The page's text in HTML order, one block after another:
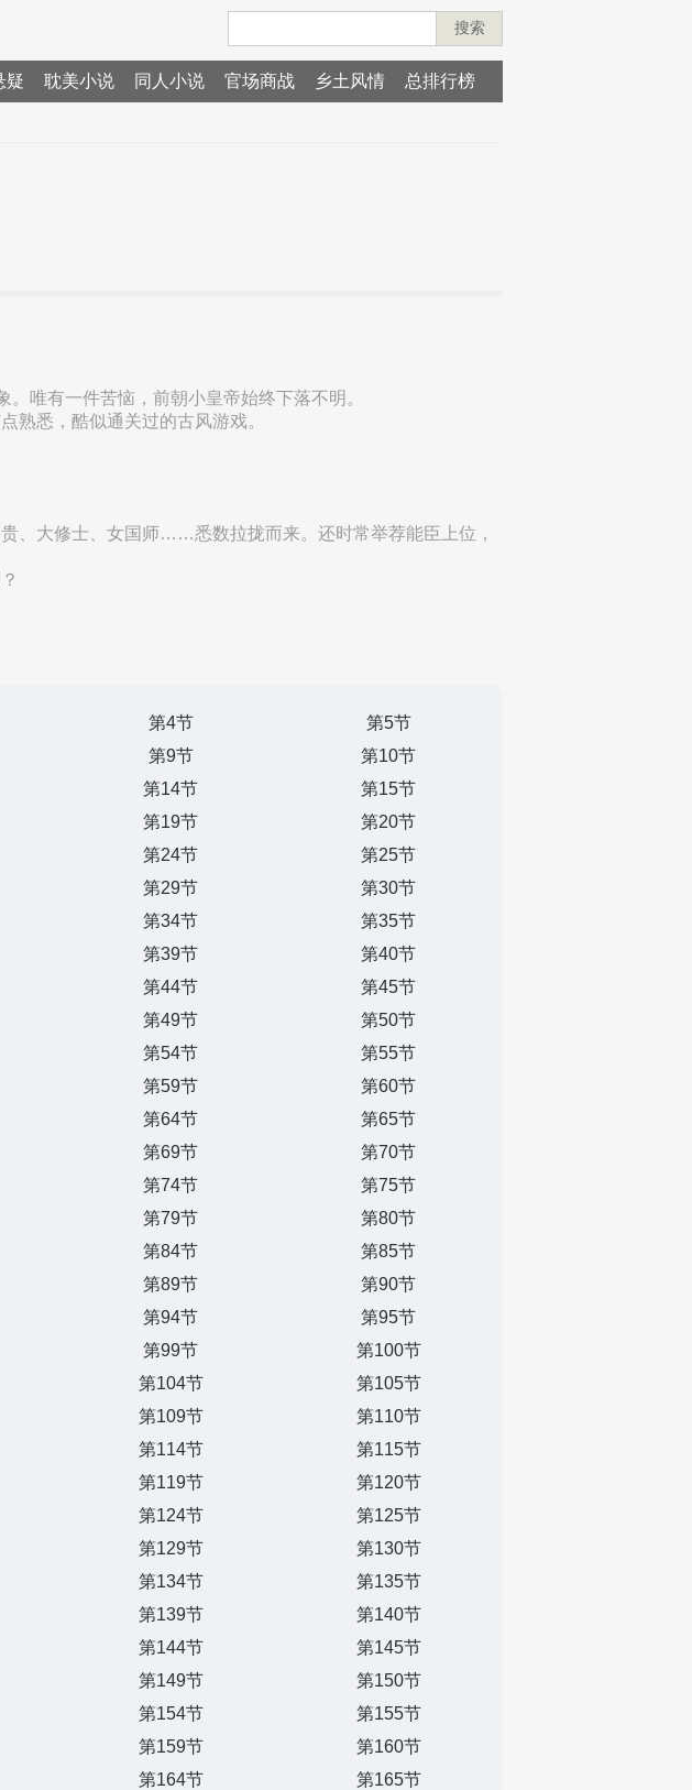
搜索
疑 耽美小说 同人小说 官场商战 乡土风情 总排行榜
唯有一件苦恼，前朝小皇帝始终下落不明。
熟悉，酷似通关过的古风游戏。
、大修士、女国师……悉数拉拢而来。还时常举荐能臣上位，
第4节
第5节
第9节
第10节
第14节
第15节
第19节
第20节
第24节
第25节
第29节
第30节
第34节
第35节
第39节
第40节
第44节
第45节
第49节
第50节
第54节
第55节
第59节
第60节
第64节
第65节
第69节
第70节
第74节
第75节
第79节
第80节
第84节
第85节
第89节
第90节
第94节
第95节
第99节
第100节
第104节
第105节
第109节
第110节
第114节
第115节
第119节
第120节
第124节
第125节
第129节
第130节
第134节
第135节
第139节
第140节
第144节
第145节
第149节
第150节
第154节
第155节
第159节
第160节
第164节
第165节